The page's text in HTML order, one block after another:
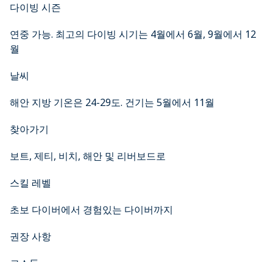
다이빙 시즌
연중 가능. 최고의 다이빙 시기는 4월에서 6월, 9월에서 12
월
날씨
해안 지방 기온은 24-29도. 건기는 5월에서 11월
찾아가기
보트, 제티, 비치, 해안 및 리버보드로
스킬 레벨
초보 다이버에서 경험있는 다이버까지
권장 사항